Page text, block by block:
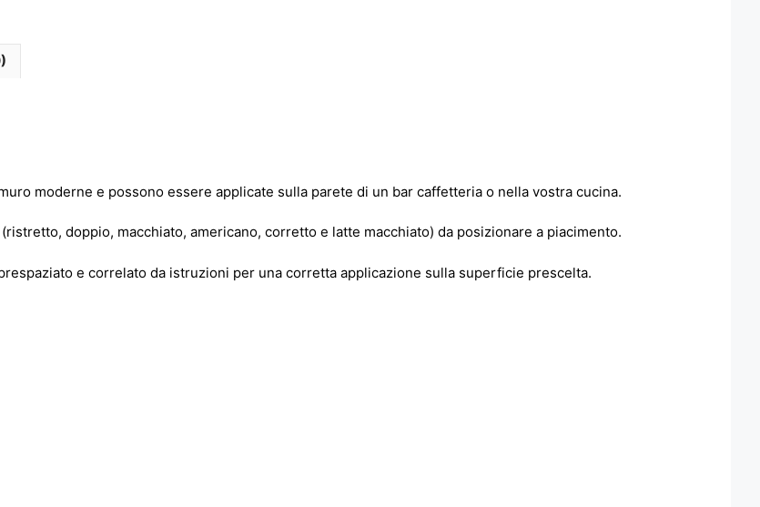
moderne e possono essere applicate sulla parete di un bar caffetteria o nella vostra cucina.
doppio, macchiato, americano, corretto e latte macchiato) da posizionare a piacimento.
e correlato da istruzioni per una corretta applicazione sulla superficie prescelta.